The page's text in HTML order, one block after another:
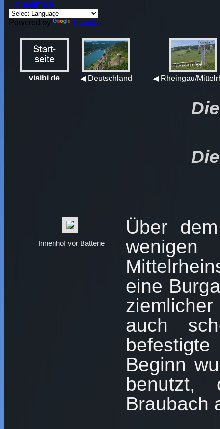
Kommentare
Powered by Translate
visibi.de ◀ Deutschland ◀ Rheingau/
Innenhof vor Batterie
Über
wenigen
eine
auch
Beginn
Braubach